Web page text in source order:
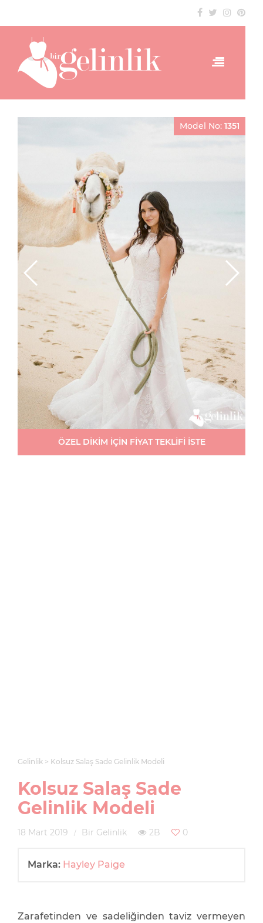
Model No: 1351
ÖZEL DİKİM İÇİN FİYAT TEKLİFİ İSTE
Gelinlik Kolsuz Salaş Sade Gelinlik Modeli
Kolsuz Salaş Sade
Gelinlik Modeli
18 Mart 2019 Bir Gelinlik 2B 0
Marka: Hayley Paige
Zarafetinden ve sadeliğinden taviz vermeyen